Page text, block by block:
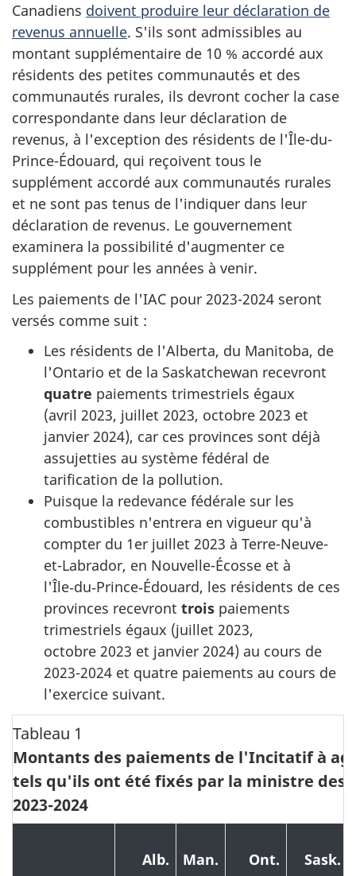
Canadiens doivent produire leur déclaration de
revenus annuelle. S'ils sont admissibles au
montant supplémentaire de 10 % accordé aux
résidents des petites communautés et des
communautés rurales, ils devront cocher la case
correspondante dans leur déclaration de
revenus, à l'exception des résidents de l'Île-du-
Prince-Édouard, qui reçoivent tous le
supplément accordé aux communautés rurales
et ne sont pas tenus de l'indiquer dans leur
déclaration de revenus. Le gouvernement
examinera la possibilité d'augmenter ce
supplément pour les années à venir.
Les paiements de l'IAC pour 2023-2024 seront
versés comme suit :
Les résidents de l'Alberta, du Manitoba, de
l'Ontario et de la Saskatchewan recevront
quatre paiements trimestriels égaux
(avril 2023, juillet 2023, octobre 2023 et
janvier 2024), car ces provinces sont déjà
assujetties au système fédéral de
tarification de la pollution.
Puisque la redevance fédérale sur les
combustibles n'entrera en vigueur qu'à
compter du 1er juillet 2023 à Terre-Neuve-
et-Labrador, en Nouvelle-Écosse et à
l'Île‑du‑Prince‑Édouard, les résidents de ces
provinces recevront trois paiements
trimestriels égaux (juillet 2023,
octobre 2023 et janvier 2024) au cours de
2023-2024 et quatre paiements au cours de
l'exercice suivant.
Tableau 1
Montants des paiements de l'Incitatif à
tels qu'ils ont été fixés par la ministre des
2023-2024
Alb. Man. Ont. Sask.